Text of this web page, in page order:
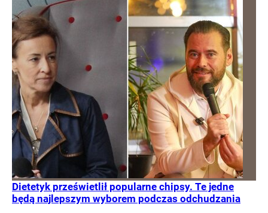
Dietetyk prześwietlił popularne chipsy. Te jedne
będą najlepszym wyborem podczas odchudzania